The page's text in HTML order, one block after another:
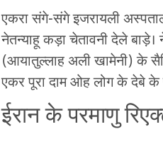
एकरा संगे-संगे इजरायली
नेतन्याहू कड़ा चेतावनी देले
(आयातुल्लाह अली खामेनी) के
एकर पूरा दाम ओह लोग के देबे के
ईरान के परमाणु